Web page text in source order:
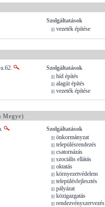
Szolgáltatások
vezeték építése
Szolgáltatások
híd építés
alagút építés
vezeték építése
Megye)
Szolgáltatások
önkormányzat
településrendezés
csatornázás
szociális ellátás
oktatás
környezetvédelem
településfejlesztés
pályázat
közigazgatás
rendezvényszervezés